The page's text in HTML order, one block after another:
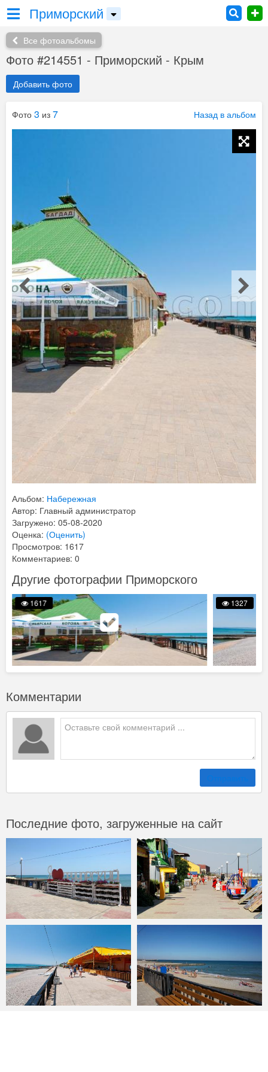
Приморский
Все фотоальбомы
Фото #214551 - Приморский - Крым
Добавить фото
Фото 3 из 7 Назад в альбом
Альбом: Набережная
Автор: Главный администратор
Загружено: 05-08-2020
Оценка: (Оценить)
Просмотров: 1617
Комментариев: 0
Другие фотографии Приморского
1617 1327
Комментарии
Отправить
Последние фото, загруженные на сайт